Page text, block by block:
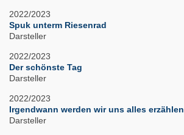
2022/2023
Spuk unterm Riesenrad
Darsteller
2022/2023
Der schönste Tag
Darsteller
2022/2023
Irgendwann werden wir uns alles erzählen
Darsteller